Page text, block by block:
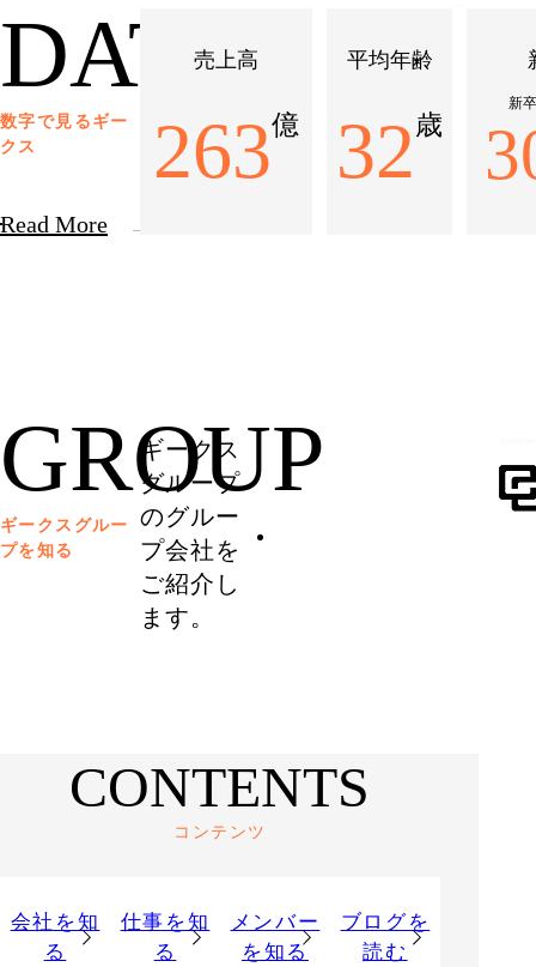
数字で見るギー
クス
DATA
売上高
263億
平均年齢
32 歳
新
Read More
ギークスグルー
プを知る
GROUP
ギークス
グループ
のグルー
プ会社を
ご紹介し
ます。
コンテンツ
CONTENTS
会社を知
る
仕事を知
る
メンバー
を知る
ブログを
読む